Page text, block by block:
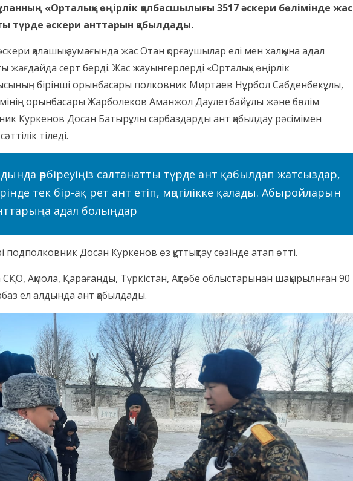
ұланның «Орталық» өңірлік қолбасшылығы 3517 әскери бөлімінде жас
түрде әскери анттарын қабылдады.
қалашық аумағында жас Отан қорғаушылар елі мен халқына адал
жағдайда серт берді. Жас жауынгерлерді «Орталық» өңірлік
бірінші орынбасары полковник Миртаев Нұрбол Сабденбекұлы,
орынбасары Жарболеков Аманжол Даулетбайұлы және бөлім
Куркенов Досан Батырұлы сарбаздарды ант қабылдау рәсімімен
тіледі.
әрбіреуіңіз салтанатты түрде ант қабылдап жатсыздар,
тек бір-ақ рет ант етіп, мәңгілікке қалады. Абыройларын
адал болыңдар
Досан Куркенов өз құттықтау сөзінде атап өтті.
Ақмола, Қарағанды, Түркістан, Ақтөбе облыстарынан шақырылнған 90
ел алдында ант қабылдады.